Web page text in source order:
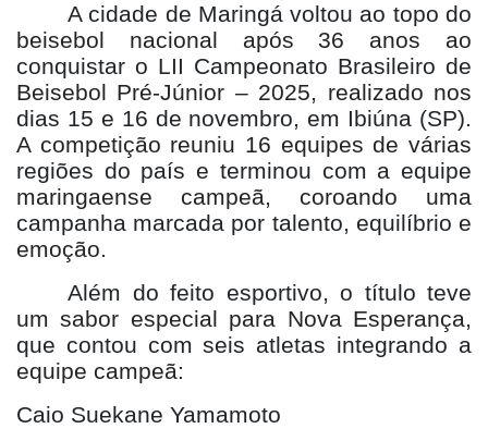
A cidade de Maringá voltou ao topo do
beisebol nacional após 36 anos ao
conquistar o LII Campeonato Brasileiro de
Beisebol Pré-Júnior – 2025, realizado nos
dias 15 e 16 de novembro, em Ibiúna (SP).
A competição reuniu 16 equipes de várias
regiões do país e terminou com a equipe
maringaense campeã, coroando uma
campanha marcada por talento, equilíbrio e
emoção.
Além do feito esportivo, o título teve
um sabor especial para Nova Esperança,
que contou com seis atletas integrando a
equipe campeã:
Caio Suekane Yamamoto